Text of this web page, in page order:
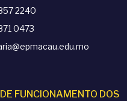
2240
0473
FUNCIONAMENTO DOS